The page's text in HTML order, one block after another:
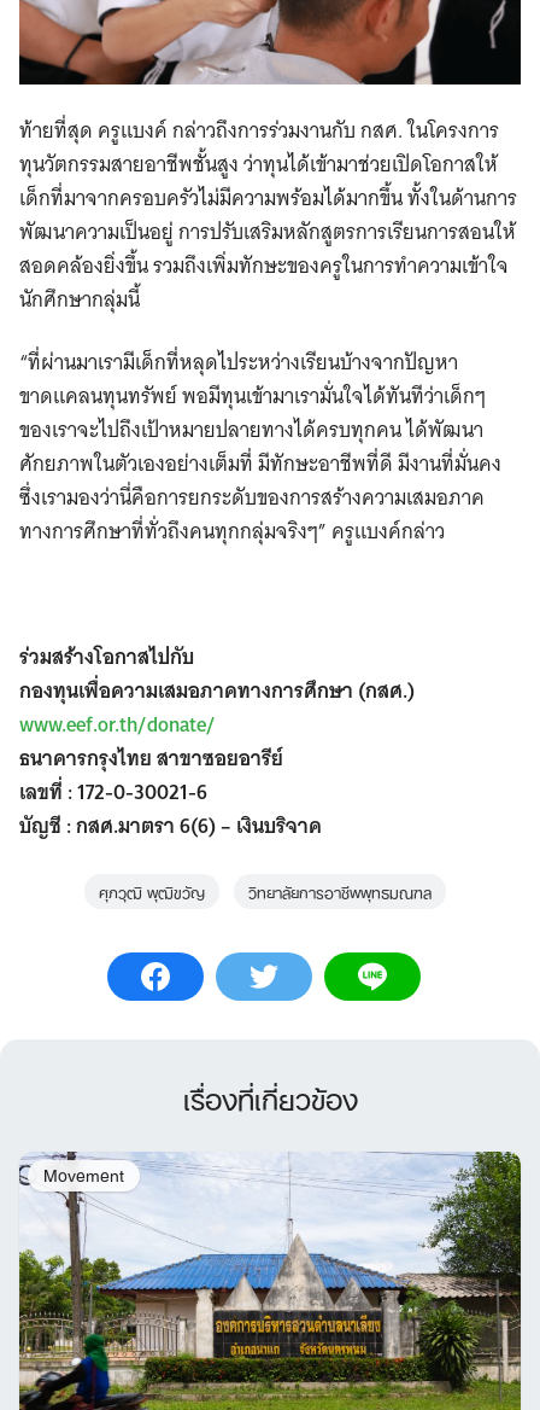
Search
ท้ายที่สุด ครูแบงค์ กล่าวถึงการร่วมงานกับ กสศ. ในโครงการ
ทุนวัตกรรมสายอาชีพชั้นสูง ว่าทุนได้เข้ามาช่วยเปิดโอกาสให้
เด็กที่มาจากครอบครัวไม่มีความพร้อมได้มากขึ้น ทั้งในด้านการ
พัฒนาความเป็นอยู่ การปรับเสริมหลักสูตรการเรียนการสอนให้
สอดคล้องยิ่งขึ้น รวมถึงเพิ่มทักษะของครูในการทำความเข้าใจ
นักศึกษากลุ่มนี้
“ที่ผ่านมาเรามีเด็กที่หลุดไประหว่างเรียนบ้างจากปัญหา
ขาดแคลนทุนทรัพย์ พอมีทุนเข้ามาเรามั่นใจได้ทันทีว่าเด็กๆ
ของเราจะไปถึงเป้าหมายปลายทางได้ครบทุกคน ได้พัฒนา
ศักยภาพในตัวเองอย่างเต็มที่ มีทักษะอาชีพที่ดี มีงานที่มั่นคง
ซึ่งเรามองว่านี่คือการยกระดับของการสร้างความเสมอภาค
ทางการศึกษาที่ทั่วถึงคนทุกกลุ่มจริงๆ” ครูแบงค์กล่าว
ร่วมสร้างโอกาสไปกับ
กองทุนเพื่อความเสมอภาคทางการศึกษา (กสศ.)
www.eef.or.th/donate/
ธนาคารกรุงไทย สาขาซอยอารีย์
เลขที่ : 172-0-30021-6
บัญชี : กสศ.มาตรา 6(6) – เงินบริจาค
ศุภวุฒิ พุฒิขวัญ วิทยาลัยการอาชีพพุทธมณฑล
เรื่องที่เกี่ยวข้อง
Movement